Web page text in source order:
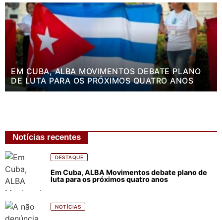
EM CUBA, ALBA MOVIMENTOS DEBATE PLANO
DE LUTA PARA OS PRÓXIMOS QUATRO ANOS
Notícias recentes
DESTAQUE
Em Cuba, ALBA Movimentos debate plano de
luta para os próximos quatro anos
NOTÍCIAS